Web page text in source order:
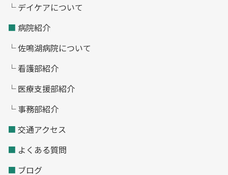
└ デイケアについて
■ 病院紹介
└ 佐鳴湖病院について
└ 看護部紹介
└ 医療支援部紹介
└ 事務部紹介
■ 交通アクセス
■ よくある質問
■ ブログ